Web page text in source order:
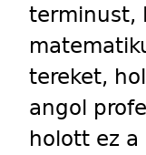
terminust,
tereket,
angol
holott ez